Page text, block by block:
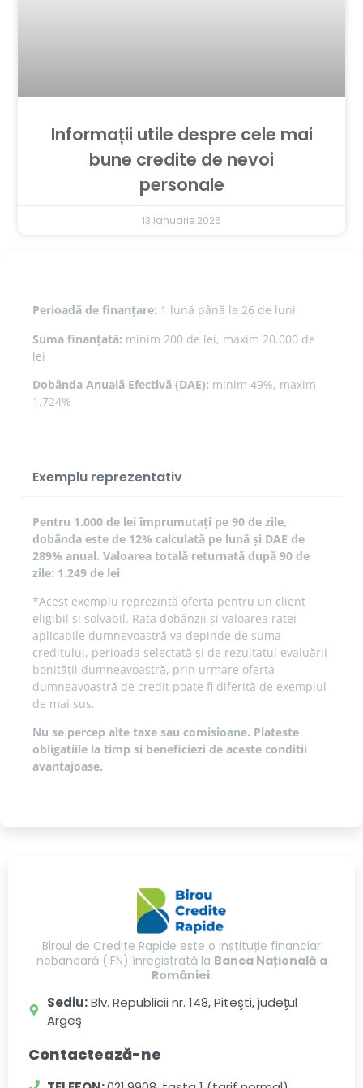
Informații utile despre cele mai
bune credite de nevoi
personale
13 ianuarie 2026
Perioadă de finanțare: 1 lună până la 26 de luni
Suma finanțată: minim 200 de lei, maxim 20.000 de
lei
Dobânda Anuală Efectivă (DAE): minim 49%, maxim
1.724%
Exemplu reprezentativ
Pentru 1.000 de lei împrumutați pe 90 de zile,
dobânda este de 12% calculată pe lună și DAE de
289% anual. Valoarea totală returnată după 90 de
zile: 1.249 de lei
*Acest exemplu reprezintă oferta pentru un client
eligibil și solvabil. Rata dobânzii și valoarea ratei
aplicabile dumnevoastră va depinde de suma
creditului, perioada selectată și de rezultatul evaluării
bonității dumneavoastră, prin urmare oferta
dumneavoastră de credit poate fi diferită de exemplul
de mai sus.
Nu se percep alte taxe sau comisioane. Plateste
obligatiile la timp si beneficiezi de aceste conditii
avantajoase.
Biroul de Credite Rapide este o instituție financiar
nebancară (IFN) înregistrată la Banca Națională a
României.
Sediu:Blv. Republicii nr. 148, Piteşti, judeţul
Argeş
Contactează-ne